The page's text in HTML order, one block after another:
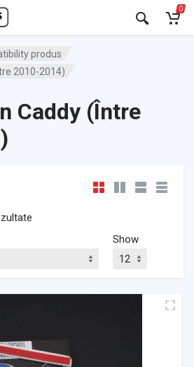
0
produs
2010-2014)
Caddy (Între
Show